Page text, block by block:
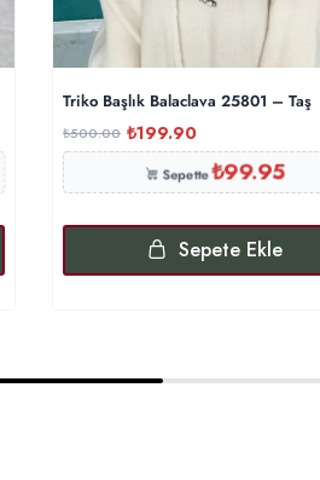
Triko Başlık Balaclava 25801 – Taş
₺500.00 ₺199.90
Sepette₺99.95
Sepete Ekle